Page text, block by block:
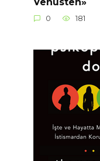
0 181